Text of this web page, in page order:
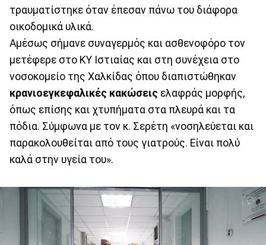
τραυματίστηκε όταν έπεσαν πάνω του διάφορα
οικοδομικά υλικά.
Αμέσως σήμανε συναγερμός και ασθενοφόρο τον
μετέφερε στο ΚΥ Ιστιαίας και στη συνέχεια στο
νοσοκομείο της Χαλκίδας όπου διαπιστώθηκαν
κρανιοεγκεφαλικές κακώσεις ελαφράς μορφής,
όπως επίσης και χτυπήματα στα πλευρά και τα
πόδια. Σύμφωνα με τον κ. Σερέτη «νοσηλεύεται και
παρακολουθείται από τους γιατρούς. Είναι πολύ
καλά στην υγεία του».